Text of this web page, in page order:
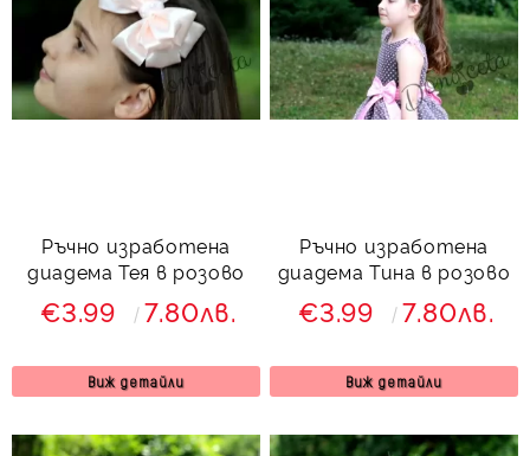
Ръчно изработена
диадема Тея в розово
€3.99 7.80лв.
Виж детайли
Ръчно изработена
диадема Тина в розово
€3.99 7.80лв.
Виж детайли